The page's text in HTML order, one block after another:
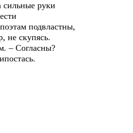
сильные руки
подвластны,
не скупясь.
– Согласны?